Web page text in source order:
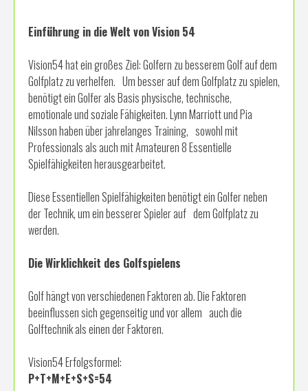
Einführung in die Welt von Vision 54
Vision54 hat ein großes Ziel: Golfern zu besserem Golf auf dem
Golfplatz zu verhelfen. Um besser auf dem Golfplatz zu spielen,
benötigt ein Golfer als Basis physische, technische,
emotionale und soziale Fähigkeiten. Lynn Marriott und Pia
Nilsson haben über jahrelanges Training, sowohl mit
Professionals als auch mit Amateuren 8 Essentielle
Spielfähigkeiten herausgearbeitet.
Diese Essentiellen Spielfähigkeiten benötigt ein Golfer neben
der Technik, um ein besserer Spieler auf dem Golfplatz zu
werden.
Die Wirklichkeit des Golfspielens
Golf hängt von verschiedenen Faktoren ab. Die Faktoren
beeinflussen sich gegenseitig und vor allem auch die
Golftechnik als einen der Faktoren.
Vision54 Erfolgsformel:
P+T+M+E+S+S=54